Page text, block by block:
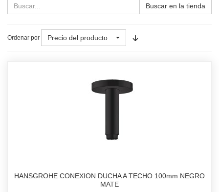
Buscar en la tienda
Ordenar por Precio del producto
HANSGROHE CONEXION DUCHA A TECHO 100mm NEGRO
MATE